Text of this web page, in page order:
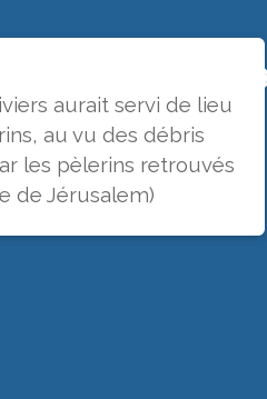
aurait servi de lieu
au vu des débris
les pèlerins retrouvés
de Jérusalem)